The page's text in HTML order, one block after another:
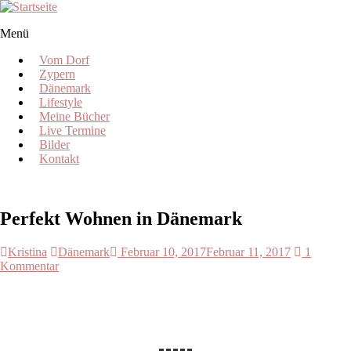
Skip
content
Kristina
Dorf
Egal
Menü
Vom Dorf
Zypern
Dänemark
Lifestyle
Meine Bücher
Live Termine
Bilder
Kontakt
Perfekt Wohnen in Dänemark
Kristina Dänemark Februar 10, 2017Februar 11, 2017
1
Kommentar